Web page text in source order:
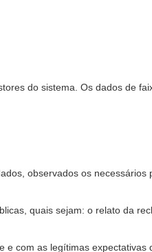
do sistema. Os dados de
observados os
quais sejam: o relato da
com as legítimas